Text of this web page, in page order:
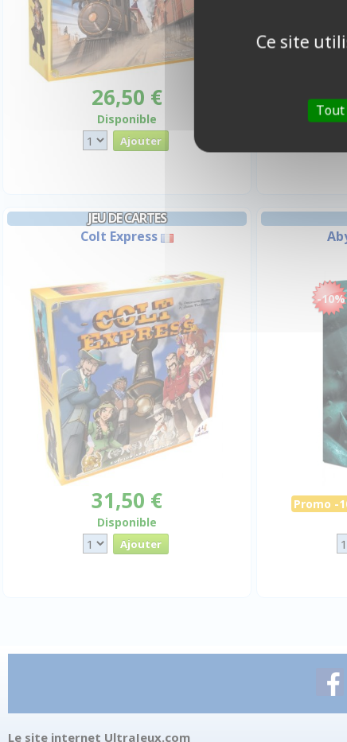
26,50 €
Disponible
JEU DE CARTES
Colt Express
31,50 €
Disponible
-10%
Promo -
Le site internet UltraJeux.com
Ce site
Tout